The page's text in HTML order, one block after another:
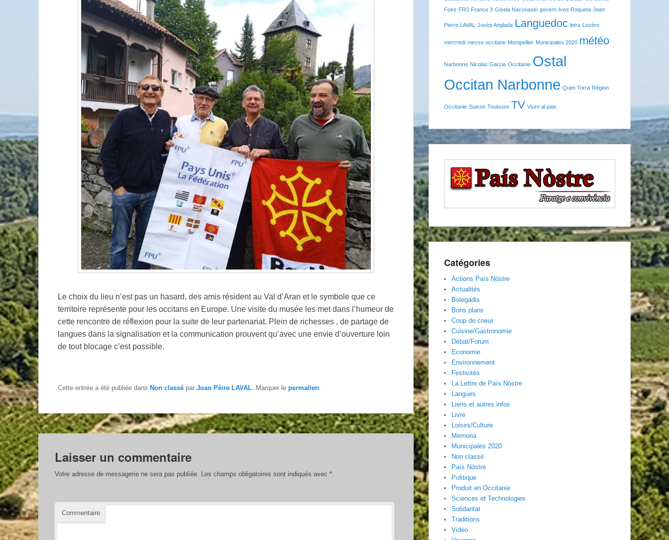
Le choix du lieu n’est pas un hasard, des amis résident au Val d’Aran et le symbole que ce
territoire représente pour les occitans en Europe. Une visite du musée les met dans l’humeur de
cette rencontre de réflexion pour la suite de leur partenariat. Plein de richesses , de partage de
langues dans la signalisation et la communication prouvent qu’avec une envie d’ouverture loin
de tout blocage c’est possible.
Cette entrée a été publiée dans Non classé par Joan Pèire LAVAL . Marquer le permalien
Laisser un commentaire
Votre adresse de messagerie ne sera pas publiée. Les champs obligatoires sont indiqués avec *
Commentaire
Foire FR3 France 3 Gisela Naconaski govern Ives Roqueta Jean
Pierre LAVAL Josèp Anglada Languedoc letra Lozère
mercredi messe occitane Montpellier Municipales 2020 météo
Narbonne Nicolas Garcia Occitanie Ostal
Occitan Narbonne Quim Torra Région
Occitanie Suisse Toulouse TV Viure al pais
Catégories
Actions País Nòstre
Actualités
Bolegadis
Bons plans
Coup de coeur
Cuisine/Gastronomie
Débat/Forum
Economie
Environnement
Festivités
La Lettre de País Nòstre
Langues
Liens et autres infos
Livre
Loisirs/Culture
Memoria
Municipales 2020
Non classé
País Nòstre
Politique
Produit en Occitanie
Sciences et Technologies
Solidaritat
Traditions
Vidéo